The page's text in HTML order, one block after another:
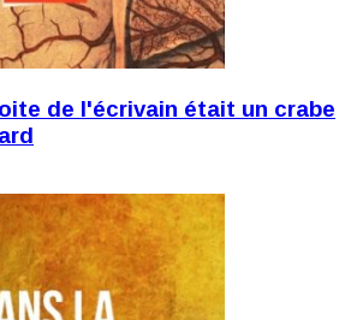
de l'écrivain était un crabe